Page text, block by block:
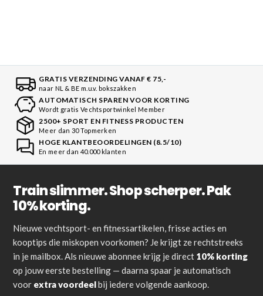
GRATIS VERZENDING VANAF € 75,-
naar NL & BE m.u.v. bokszakken
AUTOMATISCH SPAREN VOOR KORTING
Wordt gratis Vechtsportwinkel Member
2500+ SPORT EN FITNESS PRODUCTEN
Meer dan 30 Topmerken
HOGE KLANTBEOORDELINGEN (8.5/10)
En meer dan 40.000 klanten
Train slimmer. Shop scherper. Pak
10% korting.
Nieuwe vechtsport- en fitnessartikelen, frisse acties en
kooptips die miskopen voorkomen? Je krijgt ze rechtstreeks
in je mailbox. Als nieuwe abonnee krijg je direct 10% korting
op jouw eerste bestelling — daarna spaar je automatisch
voor extra voordeelbij iedere volgende aankoop.